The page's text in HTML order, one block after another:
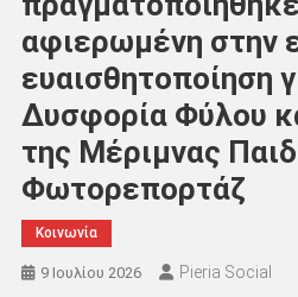
αφιερωμένη στην
ευαισθητοποίηση
Δυσφορία Φύλου
της Μέριμνας
Φωτορεπορτάζ
Κοινωνία
9 Ιουλίου 2026 Pieria Social